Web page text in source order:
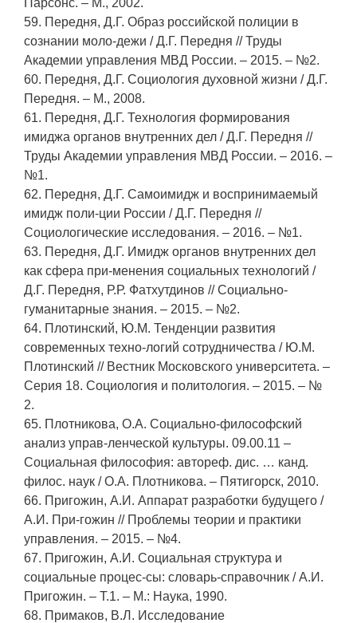
59. Передня, Д.Г. Образ российской полиции в
сознании моло-дежи / Д.Г. Передня // Труды
Академии управления МВД России. – 2015. – №2.
60. Передня, Д.Г. Социология духовной жизни / Д.Г.
Передня. – М., 2008.
61. Передня, Д.Г. Технология формирования
имиджа органов внутренних дел / Д.Г. Передня //
Труды Академии управления МВД России. – 2016. –
№1.
62. Передня, Д.Г. Самоимидж и воспринимаемый
имидж поли-ции России / Д.Г. Передня //
Социологические исследования. – 2016. – №1.
63. Передня, Д.Г. Имидж органов внутренних дел
как сфера при-менения социальных технологий /
Д.Г. Передня, Р.Р. Фатхутдинов // Социально-
гуманитарные знания. – 2015. – №2.
64. Плотинский, Ю.М. Тенденции развития
современных техно-логий сотрудничества / Ю.М.
Плотинский // Вестник Московского университета. –
Серия 18. Социология и политология. – 2015. – №
2.
65. Плотникова, О.А. Социально-философский
анализ управ-ленческой культуры. 09.00.11 –
Социальная философия: автореф. дис. … канд.
филос. наук / О.А. Плотникова. – Пятигорск, 2010.
66. Пригожин, А.И. Аппарат разработки будущего /
А.И. При-гожин // Проблемы теории и практики
управления. – 2015. – №4.
67. Пригожин, А.И. Социальная структура и
социальные процес-сы: словарь-справочник / А.И.
Пригожин. – Т.1. – М.: Наука, 1990.
68. Примаков, В.Л. Исследование